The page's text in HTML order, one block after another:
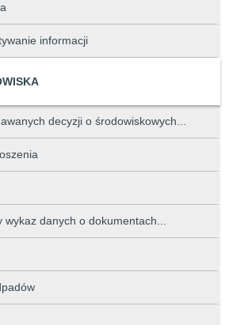
informacji
decyzji o środowiskowych...
danych o dokumentach...